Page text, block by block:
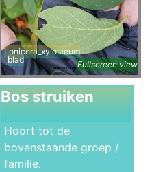
Lonicera_xylosteum
blad
Fullscreen view
Bos struiken
Hoort tot de
bovenstaande groep /
familie.